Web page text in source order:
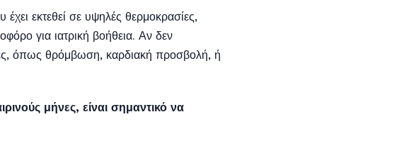
εκτεθεί σε υψηλές θερμοκρασίες,
για ιατρική βοήθεια. Αν δεν
όπως θρόμβωση, καρδιακή προσβολή, ή
μήνες, είναι σημαντικό να